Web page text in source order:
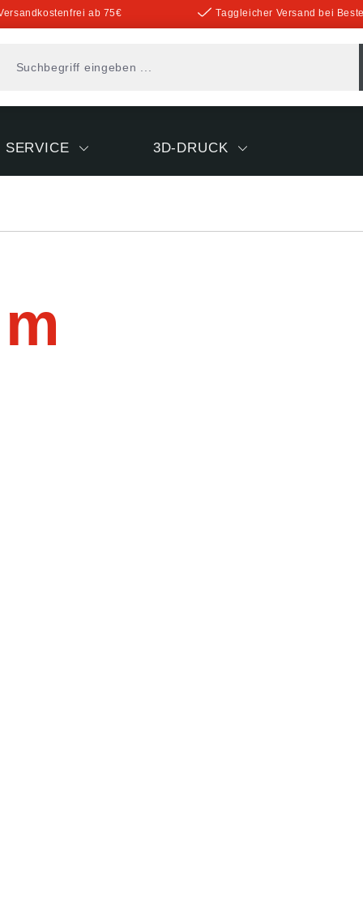
ab 75€ Taggleicher Versand bei
SERVICE 3D-DRUCK